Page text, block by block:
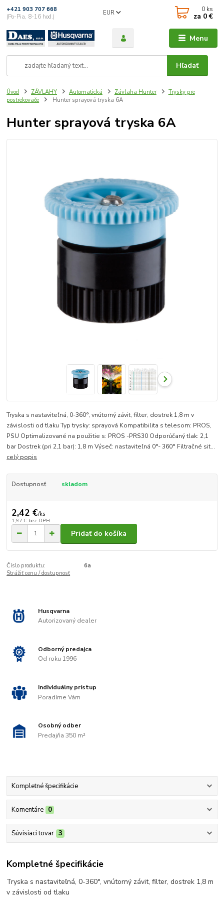
Menu
EUR
Hľadať
+421 903 707 668
(Po-Pia, 8-16 hod.)
0 ks
za 0 €
Úvod ZÁVLAHY Automatická Závlaha Hunter
Trysky pre
postrekovače
Hunter sprayová tryska 6A
Hunter sprayová tryska 6A
Tryska s nastaviteľná, 0-360°, vnútorný závit, filter, dostrek 1,8 m v
závislosti od tlaku Typ trysky: sprayová Kompatibilita s telesom: PROS,
PSU Optimalizované na použitie s: PROS -PRS30 Odporúčaný tlak: 2,1
bar Dostrek (pri 2,1 bar): 1,8 m Výseč: nastaviteľná 0°- 360° Filtračné sit...
celý popis
Dostupnosť skladom
2,42 €/ks
1,97 € bez DPH
Pridať do košíka
Číslo produktu:
6a
Strážiť cenu / dostupnosť
Husqvarna
Autorizovaný dealer
Odborný predajca
Od roku 1996
Individuálny prístup
Poradíme Vám
Osobný odber
Predajňa 350 m²
Kompletné špecifikácie
Komentáre 0
Súvisiaci tovar 3
Kompletné špecifikácie
Tryska s nastaviteľná, 0-360°, vnútorný závit, filter, dostrek 1,8 m
v závislosti od tlaku